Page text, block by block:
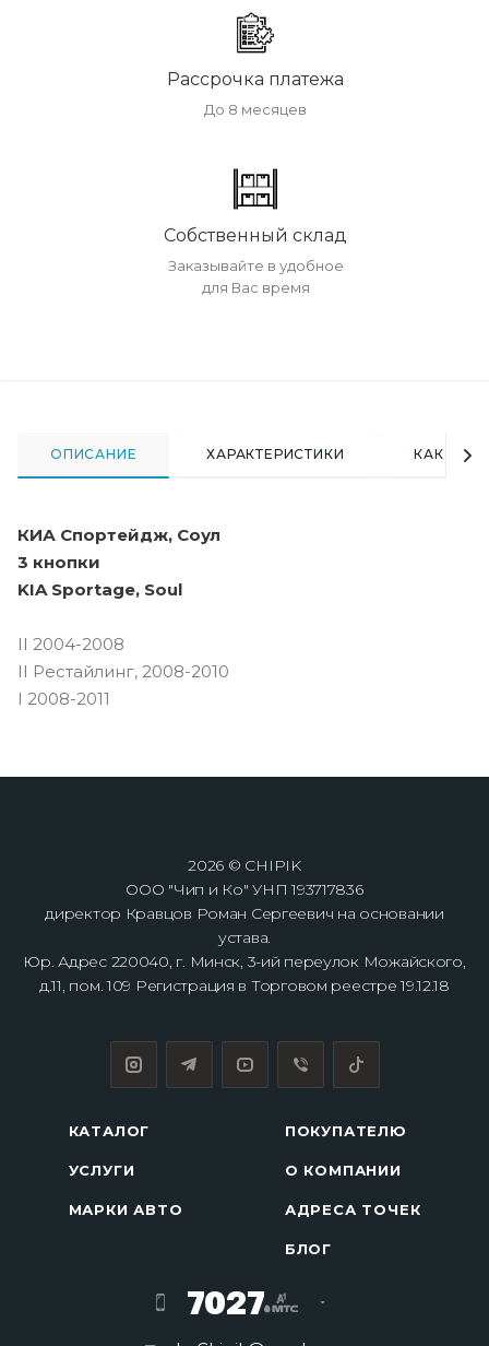
Рассрочка платежа
До 8 месяцев
Собственный склад
Заказывайте в удобное
для Вас время
ОПИСАНИЕ ХАРАКТЕРИСТИКИ КАК
КИА Спортейдж, Соул
3 кнопки
KIA Sportage, Soul
II 2004-2008
II Рестайлинг, 2008-2010
I 2008-2011
2026 © CHIPIK
ООО "Чип и Ко" УНП 193717836
директор Кравцов Роман Сергеевич на основании
устава.
Юр. Адрес 220040, г. Минск, 3-ий переулок Можайского,
д.11, пом. 109 Регистрация в Торговом реестре 19.12.18
КАТАЛОГ
УСЛУГИ
МАРКИ АВТО
ПОКУПАТЕЛЮ
О КОМПАНИИ
АДРЕСА ТОЧЕК
БЛОГ
7027